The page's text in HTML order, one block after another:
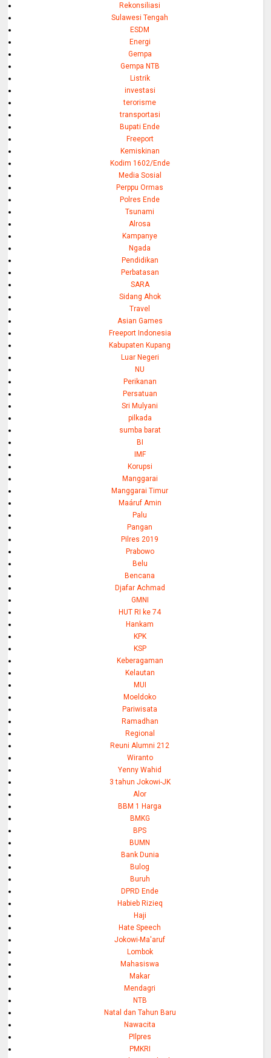
Rekonsiliasi
Sulawesi Tengah
ESDM
Energi
Gempa
Gempa NTB
Listrik
investasi
terorisme
transportasi
Bupati Ende
Freeport
Kemiskinan
Kodim 1602/Ende
Media Sosial
Perppu Ormas
Polres Ende
Tsunami
Alrosa
Kampanye
Ngada
Pendidikan
Perbatasan
SARA
Sidang Ahok
Travel
Asian Games
Freeport Indonesia
Kabupaten Kupang
Luar Negeri
NU
Perikanan
Persatuan
Sri Mulyani
pilkada
sumba barat
BI
IMF
Korupsi
Manggarai
Manggarai Timur
Maáruf Amin
Palu
Pangan
Pilres 2019
Prabowo
Belu
Bencana
Djafar Achmad
GMNI
HUT RI ke 74
Hankam
KPK
KSP
Keberagaman
Kelautan
MUI
Moeldoko
Pariwisata
Ramadhan
Regional
Reuni Alumni 212
Wiranto
Yenny Wahid
3 tahun Jokowi-JK
Alor
BBM 1 Harga
BMKG
BPS
BUMN
Bank Dunia
Bulog
Buruh
DPRD Ende
Habieb Rizieq
Haji
Hate Speech
Jokowi-Ma'aruf
Lombok
Mahasiswa
Makar
Mendagri
NTB
Natal dan Tahun Baru
Nawacita
PIlpres
PMKRI